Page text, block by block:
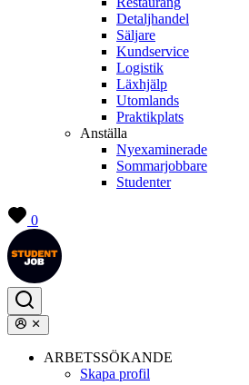
Detaljhandel
Säljare
Kundservice
Logistik
Läxhjälp
Utomlands
Praktikplats
Anställa
Nyexaminerade
Sommarjobbare
Studenter
0
ARBETSSÖKANDE
Skapa profil